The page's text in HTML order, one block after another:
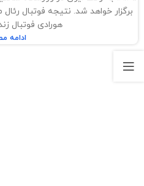
برگزار خواهد شد. نتیجه فوتبال
هورادی فوتبال
ادامه